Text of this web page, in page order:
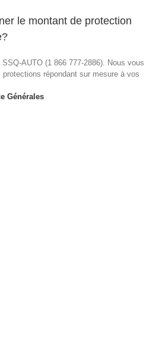
le montant de protection
AUTO (1 866 777-2886). Nous vous
répondant sur mesure à vos
Générales